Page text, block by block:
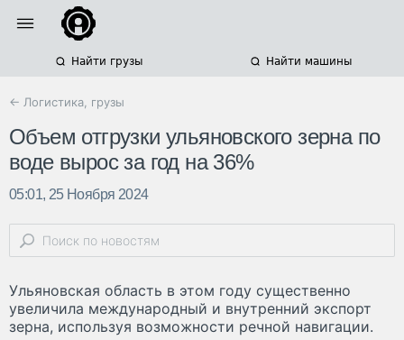
Найти грузы Найти машины
← Логистика, грузы
Объем отгрузки ульяновского зерна по
воде вырос за год на 36%
05:01, 25 Ноября 2024
Ульяновская область в этом году существенно
увеличила международный и внутренний экспорт
зерна, используя возможности речной навигации.